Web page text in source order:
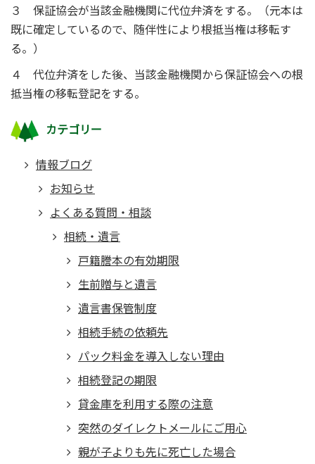
３ 保証協会が当該金融機関に代位弁済をする。（元本は
既に確定しているので、随伴性により根抵当権は移転す
る。）
４ 代位弁済をした後、当該金融機関から保証協会への根
抵当権の移転登記をする。
カテゴリー
情報ブログ
お知らせ
よくある質問・相談
相続・遺言
戸籍謄本の有効期限
生前贈与と遺言
遺言書保管制度
相続手続の依頼先
パック料金を導入しない理由
相続登記の期限
貸金庫を利用する際の注意
突然のダイレクトメールにご用心
親が子よりも先に死亡した場合